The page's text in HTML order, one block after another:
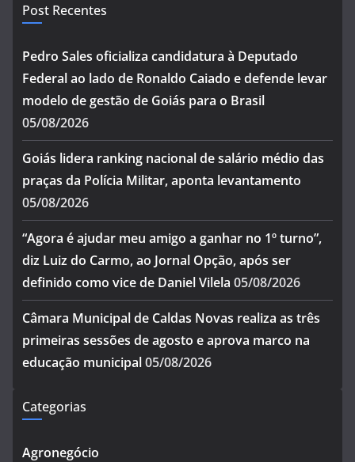
Post Recentes
Pedro Sales oficializa candidatura à Deputado
Federal ao lado de Ronaldo Caiado e defende levar
modelo de gestão de Goiás para o Brasil
05/08/2026
Goiás lidera ranking nacional de salário médio das
praças da Polícia Militar, aponta levantamento
05/08/2026
“Agora é ajudar meu amigo a ganhar no 1º turno”,
diz Luiz do Carmo, ao Jornal Opção, após ser
definido como vice de Daniel Vilela 05/08/2026
Câmara Municipal de Caldas Novas realiza as três
primeiras sessões de agosto e aprova marco na
educação municipal05/08/2026
Categorias
Agronegócio